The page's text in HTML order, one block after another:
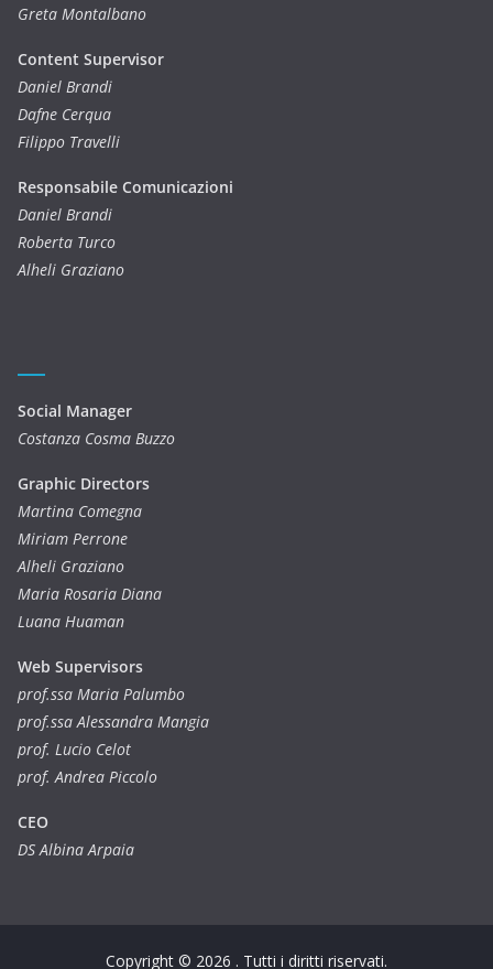
Greta Montalbano
Content Supervisor
Daniel Brandi
Dafne Cerqua
Filippo Travelli
Responsabile Comunicazioni
Daniel Brandi
Roberta Turco
Alheli Graziano
Social Manager
Costanza Cosma Buzzo
Graphic Directors
Martina Comegna
Miriam Perrone
Alheli Graziano
Maria Rosaria Diana
Luana Huaman
Web Supervisors
prof.ssa Maria Palumbo
prof.ssa Alessandra Mangia
prof. Lucio Celot
prof. Andrea Piccolo
CEO
DS Albina Arpaia
Copyright © 2026 . Tutti i diritti riservati.